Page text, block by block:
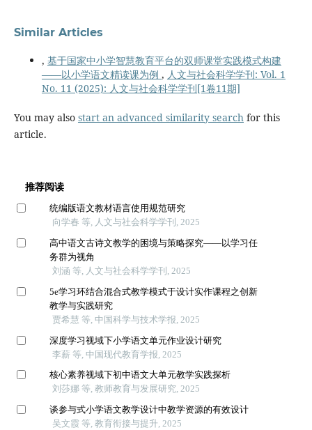
Similar Articles
, 基于国家中小学智慧教育平台的双师课堂实践模式构建
——以小学语文精读课为例 , 人文与社会科学学刊: Vol. 1
No. 11 (2025): 人文与社会科学学刊[1卷11期]
You may also start an advanced similarity searchfor this
article.
推荐阅读
统编版语文教材语言使用规范研究
向学春 等, 人文与社会科学学刊, 2025
高中语文古诗文教学的困境与策略探究——以学习任
务群为视角
刘涵 等, 人文与社会科学学刊, 2025
5e学习环结合混合式教学模式于设计实作课程之创新
教学与实践研究
贾希慧 等, 中国科学与技术学报, 2025
深度学习视域下小学语文单元作业设计研究
李薪 等, 中国现代教育学报, 2025
核心素养视域下初中语文大单元教学实践探析
刘莎娜 等, 教师教育与发展研究, 2025
谈参与式小学语文教学设计中教学资源的有效设计
吴文霞 等, 教育衔接与提升, 2025